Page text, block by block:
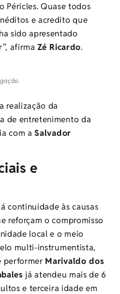
Péricles. Quase todos
e acredito que
sido apresentado
afirmaZé Ricardo.
realização da
de entretenimento da
com aSalvador
e
continuidade às causas
reforçam o compromisso
local e o meio
multi-instrumentista,
performer Marivaldo dos
já atendeu mais de 6
e terceira idade em